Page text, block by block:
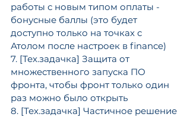
работы с новым типом оплаты -
бонусные баллы (это будет
доступно только на точках с
Атолом после настроек в finance)
7. [Тех.задачка] Защита от
множественного запуска ПО
фронта, чтобы фронт только один
раз можно было открыть
8. [Тех.задачка] Частичное решение